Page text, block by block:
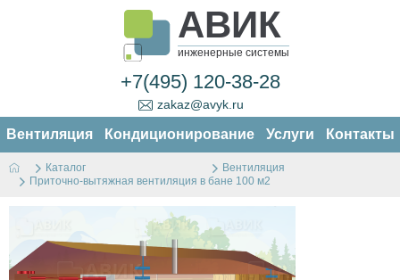
АВИК
инженерные системы
+7(495) 120-38-28
zakaz@avyk.ru
Вентиляция Кондиционирование Услуги Контакты
Каталог
Вентиляция
Приточно-вытяжная вентиляция в бане 100 м2